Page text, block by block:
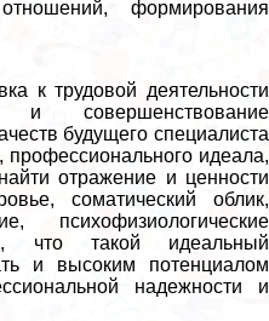
формирования
к трудовой деятельности
и совершенствование
будущего специалиста
идеала,
отражение и ценности
соматический облик,
психофизиологические
что такой идеальный
и высоким потенциалом
надежности и